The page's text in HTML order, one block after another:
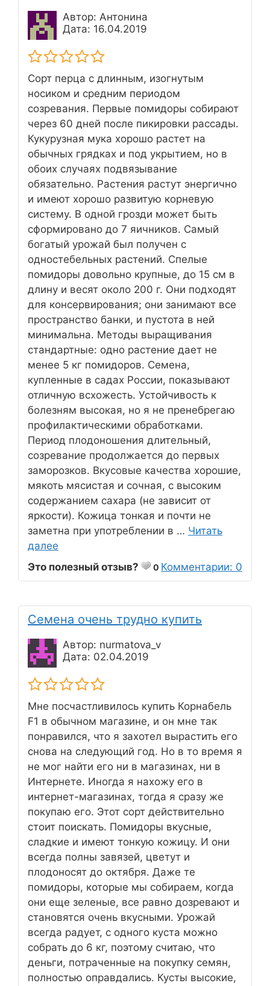
Автор: Антонина
Дата: 16.04.2019
Сорт перца с длинным, изогнутым
носиком и средним периодом
созревания. Первые помидоры собирают
через 60 дней после пикировки рассады.
Кукурузная мука хорошо растет на
обычных грядках и под укрытием, но в
обоих случаях подвязывание
обязательно. Растения растут энергично
и имеют хорошо развитую корневую
систему. В одной грозди может быть
сформировано до 7 яичников. Самый
богатый урожай был получен с
одностебельных растений. Спелые
помидоры довольно крупные, до 15 см в
длину и весят около 200 г. Они подходят
для консервирования; они занимают все
пространство банки, и пустота в ней
минимальна. Методы выращивания
стандартные: одно растение дает не
менее 5 кг помидоров. Семена,
купленные в садах России, показывают
отличную всхожесть. Устойчивость к
болезням высокая, но я не пренебрегаю
профилактическими обработками.
Период плодоношения длительный,
созревание продолжается до первых
заморозков. Вкусовые качества хорошие,
мякоть мясистая и сочная, с высоким
содержанием сахара (не зависит от
яркости). Кожица тонкая и почти не
заметна при употреблении в … Читать
далее
Это полезный отзыв?
0 Комментарии: 0
Семена очень трудно купить
Автор: nurmatova_v
Дата: 02.04.2019
Мне посчастливилось купить Корнабель
F1 в обычном магазине, и он мне так
понравился, что я захотел вырастить его
снова на следующий год. Но в то время я
не мог найти его ни в магазинах, ни в
Интернете. Иногда я нахожу его в
интернет-магазинах, тогда я сразу же
покупаю его. Этот сорт действительно
стоит поискать. Помидоры вкусные,
сладкие и имеют тонкую кожицу. И они
всегда полны завязей, цветут и
плодоносят до октября. Даже те
помидоры, которые мы собираем, когда
они еще зеленые, все равно дозревают и
становятся очень вкусными. Урожай
всегда радует, с одного куста можно
собрать до 6 кг, поэтому считаю, что
деньги, потраченные на покупку семян,
полностью оправдались. Кусты высокие,